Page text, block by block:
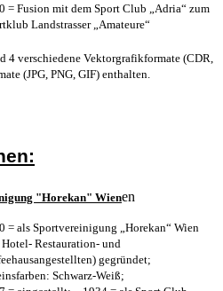
= Fusion mit dem Sport Club „Adria“ zum
Landstrasser „Amateure“
4 verschiedene Vektorgrafikformate (CDR,
(JPG, PNG, GIF) enthalten.
"Horekan" Wienen
= als Sportvereinigung „Horekan“ Wien
Hotel- Restauration- und
gegründet;
Schwarz-Weiß;